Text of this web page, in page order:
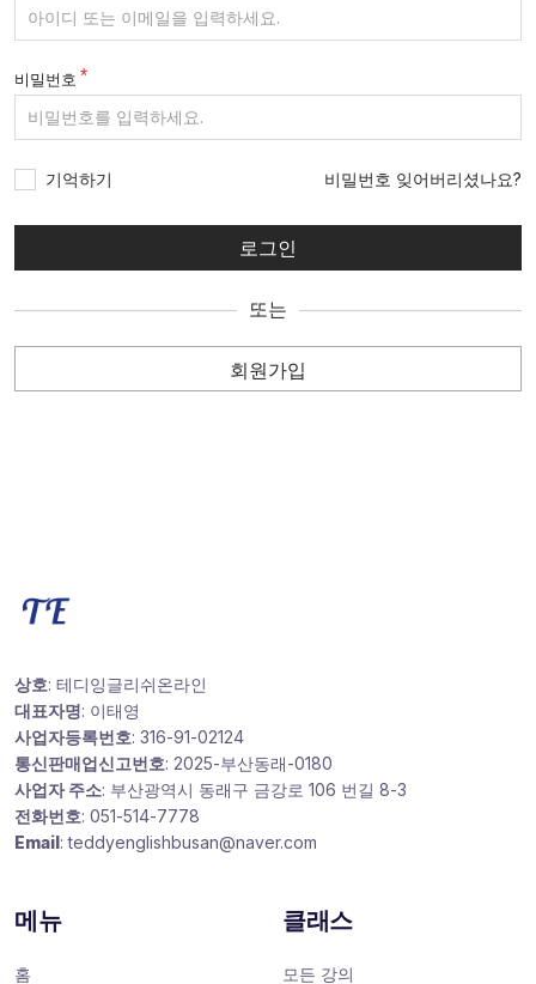
비밀번호
기억하기 비밀번호 잊어버리셨나요?
또는
회원가입
상호: 테디잉글리쉬온라인
대표자명: 이태영
사업자등록번호: 316-91-02124
통신판매업신고번호: 2025-부산동래-0180
사업자 주소: 부산광역시 동래구 금강로 106 번길 8-3
전화번호: 051-514-7778
Email: teddyenglishbusan@naver.com
메뉴
홈
클래스
모든 강의